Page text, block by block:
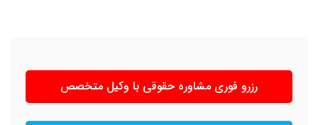
رزرو فوری مشاوره حقوقی با وکیل متخصص